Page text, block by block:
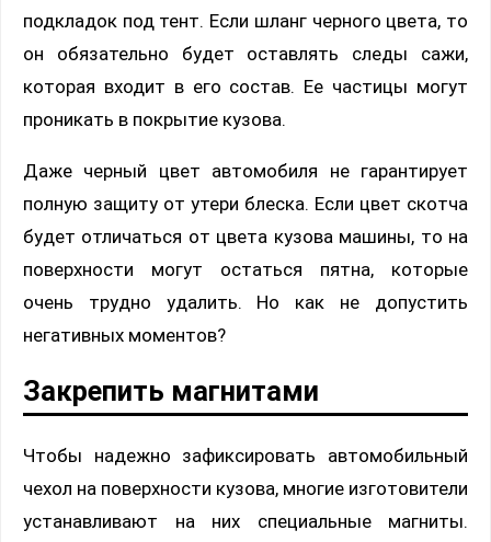
подкладок под тент. Если шланг черного цвета, то
он обязательно будет оставлять следы сажи,
которая входит в его состав. Ее частицы могут
проникать в покрытие кузова.
Даже черный цвет автомобиля не гарантирует
полную защиту от утери блеска. Если цвет скотча
будет отличаться от цвета кузова машины, то на
поверхности могут остаться пятна, которые
очень трудно удалить. Но как не допустить
негативных моментов?
Закрепить магнитами
Чтобы надежно зафиксировать автомобильный
чехол на поверхности кузова, многие изготовители
устанавливают на них специальные магниты.